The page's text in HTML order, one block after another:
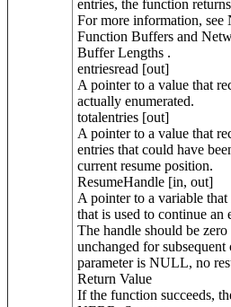
entries, the function
For more information, see
Function Buffers and
Buffer Lengths .
entriesread [out]
A pointer to a value that
actually enumerated.
totalentries [out]
A pointer to a value that
entries that could have
current resume position.
ResumeHandle [in, out]
A pointer to a variable
that is used to continue an
The handle should be
unchanged for
parameter is NULL, no
Return Value
If the function succeeds,